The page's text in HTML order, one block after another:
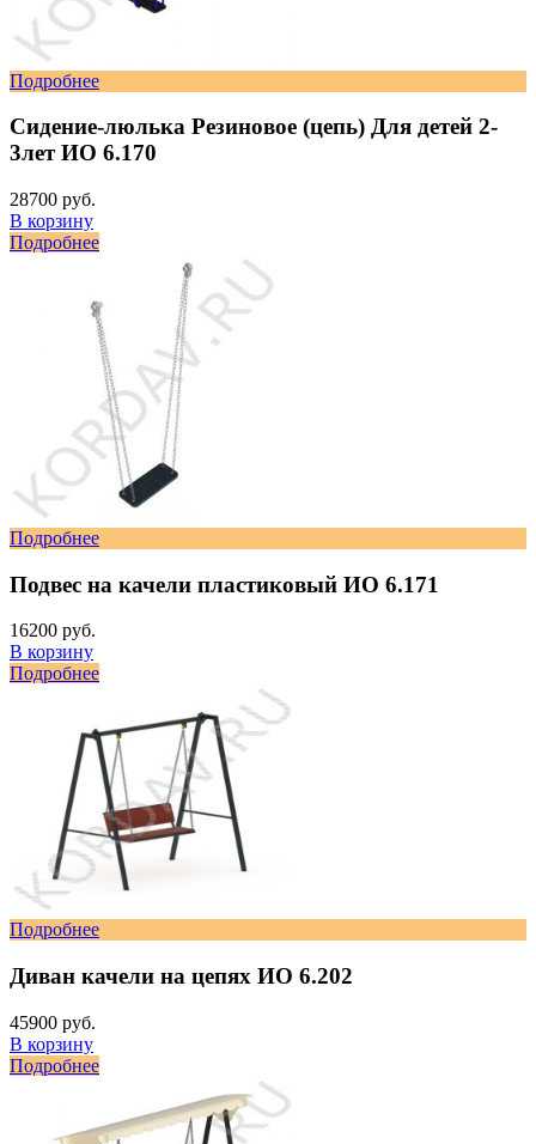
Подробнее
Сидение-люлька Резиновое (цепь) Для детей 2-
3лет ИО 6.170
28700 руб.
В корзину
Подробнее
Подробнее
Подвес на качели пластиковый ИО 6.171
16200 руб.
В корзину
Подробнее
Подробнее
Диван качели на цепях ИО 6.202
45900 руб.
В корзину
Подробнее